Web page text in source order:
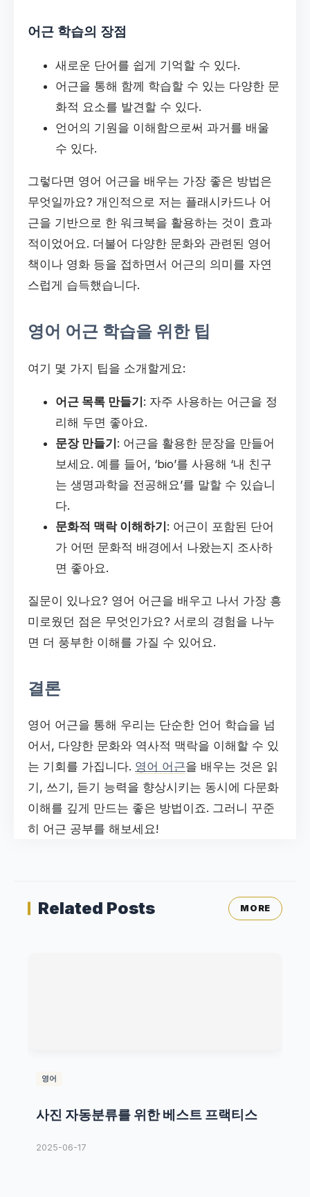
어근 학습의 장점
새로운 단어를 쉽게 기억할 수 있다.
어근을 통해 함께 학습할 수 있는 다양한 문
화적 요소를 발견할 수 있다.
언어의 기원을 이해함으로써 과거를 배울
수 있다.
그렇다면 영어 어근을 배우는 가장 좋은 방법은
무엇일까요? 개인적으로 저는 플래시카드나 어
근을 기반으로 한 워크북을 활용하는 것이 효과
적이었어요. 더불어 다양한 문화와 관련된 영어
책이나 영화 등을 접하면서 어근의 의미를 자연
스럽게 습득했습니다.
영어 어근 학습을 위한 팁
여기 몇 가지 팁을 소개할게요:
어근 목록 만들기: 자주 사용하는 어근을 정
리해 두면 좋아요.
문장 만들기: 어근을 활용한 문장을 만들어
보세요. 예를 들어, ‘bio’를 사용해 ‘내 친구
는 생명과학을 전공해요’를 말할 수 있습니
다.
문화적 맥락 이해하기: 어근이 포함된 단어
가 어떤 문화적 배경에서 나왔는지 조사하
면 좋아요.
질문이 있나요? 영어 어근을 배우고 나서 가장 흥
미로웠던 점은 무엇인가요? 서로의 경험을 나누
면 더 풍부한 이해를 가질 수 있어요.
결론
영어 어근을 통해 우리는 단순한 언어 학습을 넘
어서, 다양한 문화와 역사적 맥락을 이해할 수 있
는 기회를 가집니다. 영어 어근을 배우는 것은 읽
기, 쓰기, 듣기 능력을 향상시키는 동시에 다문화
이해를 깊게 만드는 좋은 방법이죠. 그러니 꾸준
히 어근 공부를 해보세요!
Related Posts MORE
영어
사진 자동분류를 위한 베스트 프랙티스
2025-06-17